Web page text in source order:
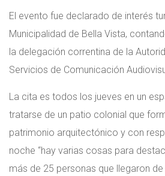
El evento fue declarado de interés
Municipalidad de Bella Vista,
la delegación correntina de la
Servicios de Comunicación
La cita es todos los jueves en un
tratarse de un patio colonial que
patrimonio arquitectónico y con
noche “hay varias cosas para
más de 25 personas que llegaron